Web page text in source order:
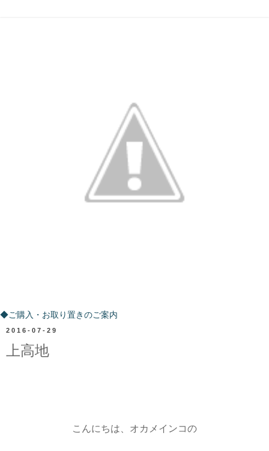
◆ご購入・お取り置きのご案内
2016-07-29
上高地
こんにちは、オカメインコの